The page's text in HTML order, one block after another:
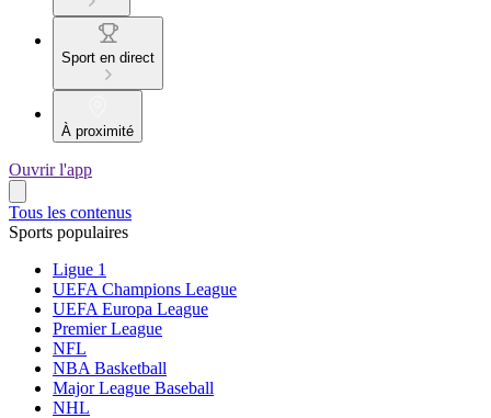
Sport en direct
À proximité
Ouvrir l'app
Tous les contenus
Sports populaires
Ligue 1
UEFA Champions League
UEFA Europa League
Premier League
NFL
NBA Basketball
Major League Baseball
NHL